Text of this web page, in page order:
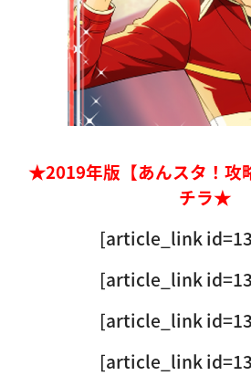
★2019年版【あんスタ！攻
チラ★
[article_link
[article_link
[article_link
[article_link